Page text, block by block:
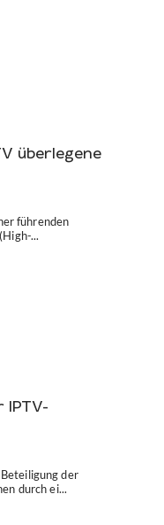
überlegene
führenden
...
IPTV-
der
durch ei...